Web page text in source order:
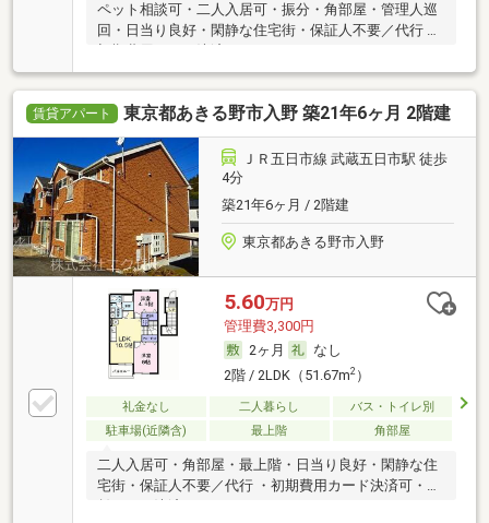
ペット相談可・二人入居可・振分・角部屋・管理人巡
回・日当り良好・閑静な住宅街・保証人不要／代行 ・
賃貸アパート 東京都あきる野市入野 築21年6ヶ月 2階建
ＪＲ五日市線 武蔵五日市駅 徒歩
4分
築21年6ヶ月 / 2階建
東京都あきる野市入野
5.60万円
管理費3,300円
2ヶ月
なし
2階 / 2LDK（51.67m2）
礼金なし 二人暮らし
バス・トイレ別
駐車場(近隣含)
最上階 角部屋
二人入居可・角部屋・最上階・日当り良好・閑静な住
宅街・保証人不要／代行 ・初期費用カード決済可・家
賃カード決済可